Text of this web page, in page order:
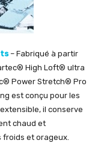
– Fabriqué à partir
High Loft® ultra
Power Stretch® Pro
est conçu pour les
il conserve
chaud et
et orageux.